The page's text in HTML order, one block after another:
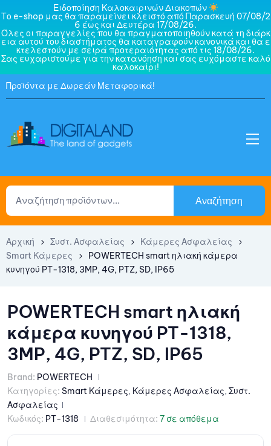
Ειδοποίηση Καλοκαιρινών Διακοπών
Το e-shop μας θα παραμείνει κλειστό από Παρασκευή 07/08/2
6 έως και Δευτέρα 17/08/26.
Όλες οι παραγγελίες που θα πραγματοποιηθούν κατά τη διάρκ
εια αυτού του διαστήματος θα καταγραφούν κανονικά και θα ε
κτελεστούν με σειρά προτεραιότητας από τις 18/08/26.
Σας ευχαριστούμε για την κατανόηση και σας ευχόμαστε καλό
καλοκαίρι!
Προϊόντα με Δωρεάν Μεταφορικά!
Αναζήτηση
Αρχική Συστ. Ασφαλείας
Κάμερες Ασφαλείας
Smart Κάμερες
POWERTECH smart ηλιακή κάμερα
κυνηγού PT-1318, 3MP, 4G, PTZ, SD, IP65
POWERTECH smart ηλιακή
κάμερα κυνηγού PT-1318,
3MP, 4G, PTZ, SD, IP65
Brand: POWERTECH
Κατηγορίες: Smart Κάμερες, Κάμερες Ασφαλείας, Συστ.
Ασφαλείας
Κωδικός: PT-1318 Διαθεσιμότητα: 7 σε απόθεμα